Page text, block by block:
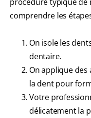
comprendre les
On isole les
dentaire.
On applique des
la dent pour
Votre
délicatement la